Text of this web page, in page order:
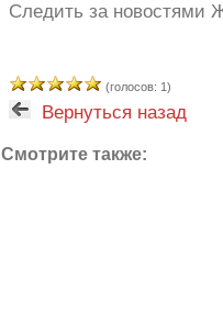
Следить за новостями
(голосов: 1)
Вернуться назад
Смотрите также: